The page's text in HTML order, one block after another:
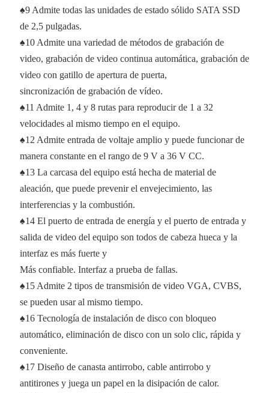
♠9 Admite todas las unidades de estado sólido SATA SSD
de 2,5 pulgadas.
♠10 Admite una variedad de métodos de grabación de
video, grabación de video continua automática, grabación de
video con gatillo de apertura de puerta,
sincronización de grabación de vídeo.
♠11 Admite 1, 4 y 8 rutas para reproducir de 1 a 32
velocidades al mismo tiempo en el equipo.
♠12 Admite entrada de voltaje amplio y puede funcionar de
manera constante en el rango de 9 V a 36 V CC.
♠13 La carcasa del equipo está hecha de material de
aleación, que puede prevenir el envejecimiento, las
interferencias y la combustión.
♠14 El puerto de entrada de energía y el puerto de entrada y
salida de video del equipo son todos de cabeza hueca y la
interfaz es más fuerte y
Más confiable. Interfaz a prueba de fallas.
♠15 Admite 2 tipos de transmisión de video VGA, CVBS,
se pueden usar al mismo tiempo.
♠16 Tecnología de instalación de disco con bloqueo
automático, eliminación de disco con un solo clic, rápida y
conveniente.
♠17 Diseño de canasta antirrobo, cable antirrobo y
antitirones y juega un papel en la disipación de calor.